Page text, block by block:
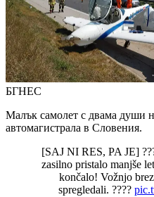
БГНЕС
Малък самолет с двама души
автомагистрала в Словения.
[SAJ NI RES, PA JE]
zasilno pristalo manjše
končalo! Vožnjo
spregledali. ????